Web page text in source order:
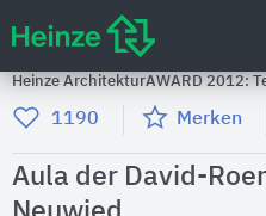
Heinze ArchitekturAWARD 2012:
1190 Merken
Aula der David-